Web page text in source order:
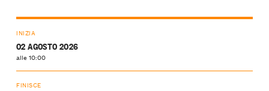
INIZIA
02 AGOSTO 2026
alle 10:00
FINISCE